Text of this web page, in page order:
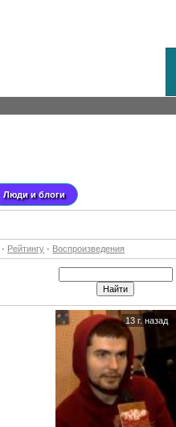
Люди и блоги
· Рейтингу · Воспроизведения
13 г. назад